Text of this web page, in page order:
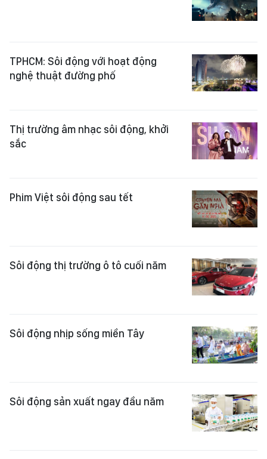
TPHCM: Sôi động với hoạt động
nghệ thuật đường phố
Thị trường âm nhạc sôi động, khởi
sắc
Phim Việt sôi động sau tết
Sôi động thị trường ô tô cuối năm
Sôi động nhịp sống miền Tây
Sôi động sản xuất ngay đầu năm